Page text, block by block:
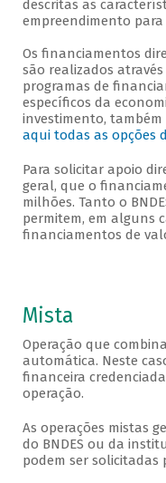
descritas as
empreendimento
Os financiamentos
são realizados
programas de
específicos da
investimento,
aqui todas as opções
Para solicitar apoio
geral, que o
milhões. Tanto o
permitem, em alguns
financiamentos de
Mista
Operação que
automática. Neste
financeira
operação.
As operações mistas
do BNDES ou da
podem ser solicitadas